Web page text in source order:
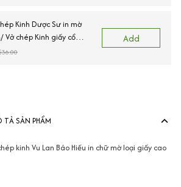
Kinh Dược Sư in mờ
Vở chép Kinh giấy cổ
Hộp đựng)
Add
TẢ SẢN PHẨM
kinh Vu Lan Báo Hiếu in chữ mờ loại giấy cao